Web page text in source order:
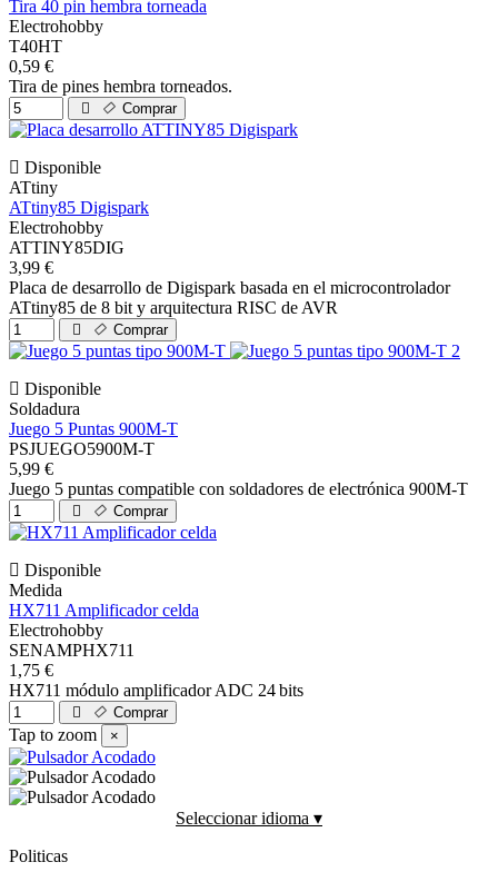
Tira 40 pin hembra torneada
Electrohobby
T40HT
0,59 €
Tira de pines hembra torneados.
Comprar
Disponible
ATtiny
ATtiny85 Digispark
Electrohobby
ATTINY85DIG
3,99 €
Placa de desarrollo de Digispark basada en el microcontrolador
ATtiny85 de 8 bit y arquitectura RISC de AVR
Comprar
Disponible
Soldadura
Juego 5 Puntas 900M-T
PSJUEGO5900M-T
5,99 €
Juego 5 puntas compatible con soldadores de electrónica 900M-T
Comprar
Disponible
Medida
HX711 Amplificador celda
Electrohobby
SENAMPHX711
1,75 €
HX711 módulo amplificador ADC 24 bits
Comprar
Tap to zoom ×
Seleccionar idioma ▾
Politicas